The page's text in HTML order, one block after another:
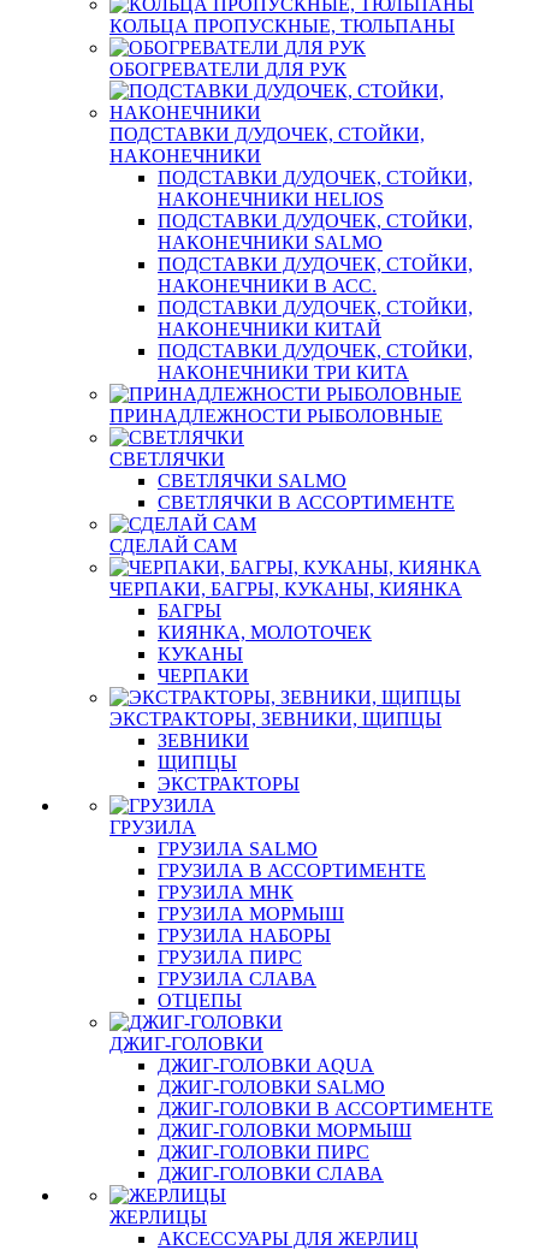
КОЛЬЦА ПРОПУСКНЫЕ, ТЮЛЬПАНЫ
ОБОГРЕВАТЕЛИ ДЛЯ РУК
ПОДСТАВКИ Д/УДОЧЕК, СТОЙКИ,
НАКОНЕЧНИКИ
ПОДСТАВКИ Д/УДОЧЕК, СТОЙКИ,
НАКОНЕЧНИКИ HELIOS
ПОДСТАВКИ Д/УДОЧЕК, СТОЙКИ,
НАКОНЕЧНИКИ SALMO
ПОДСТАВКИ Д/УДОЧЕК, СТОЙКИ,
НАКОНЕЧНИКИ В АСС.
ПОДСТАВКИ Д/УДОЧЕК, СТОЙКИ,
НАКОНЕЧНИКИ КИТАЙ
ПОДСТАВКИ Д/УДОЧЕК, СТОЙКИ,
НАКОНЕЧНИКИ ТРИ КИТА
ПРИНАДЛЕЖНОСТИ РЫБОЛОВНЫЕ
СВЕТЛЯЧКИ
СВЕТЛЯЧКИ SALMO
СВЕТЛЯЧКИ В АССОРТИМЕНТЕ
СДЕЛАЙ САМ
ЧЕРПАКИ, БАГРЫ, КУКАНЫ, КИЯНКА
БАГРЫ
КИЯНКА, МОЛОТОЧЕК
КУКАНЫ
ЧЕРПАКИ
ЭКСТРАКТОРЫ, ЗЕВНИКИ, ЩИПЦЫ
ЗЕВНИКИ
ЩИПЦЫ
ЭКСТРАКТОРЫ
ГРУЗИЛА
ГРУЗИЛА SALMO
ГРУЗИЛА В АССОРТИМЕНТЕ
ГРУЗИЛА МНК
ГРУЗИЛА МОРМЫШ
ГРУЗИЛА НАБОРЫ
ГРУЗИЛА ПИРС
ГРУЗИЛА СЛАВА
ОТЦЕПЫ
ДЖИГ-ГОЛОВКИ
ДЖИГ-ГОЛОВКИ AQUA
ДЖИГ-ГОЛОВКИ SALMO
ДЖИГ-ГОЛОВКИ В АССОРТИМЕНТЕ
ДЖИГ-ГОЛОВКИ МОРМЫШ
ДЖИГ-ГОЛОВКИ ПИРС
ДЖИГ-ГОЛОВКИ СЛАВА
ЖЕРЛИЦЫ
АКСЕССУАРЫ ДЛЯ ЖЕРЛИЦ